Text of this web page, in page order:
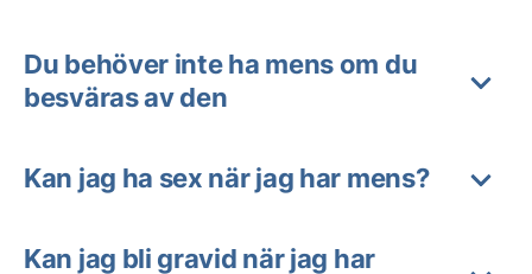
Du behöver inte ha mens om du
besväras av den
Kan jag ha sex när jag har mens?
Kan jag bli gravid när jag har